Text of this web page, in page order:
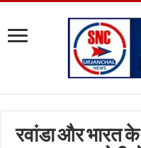
रवांडा और भारत